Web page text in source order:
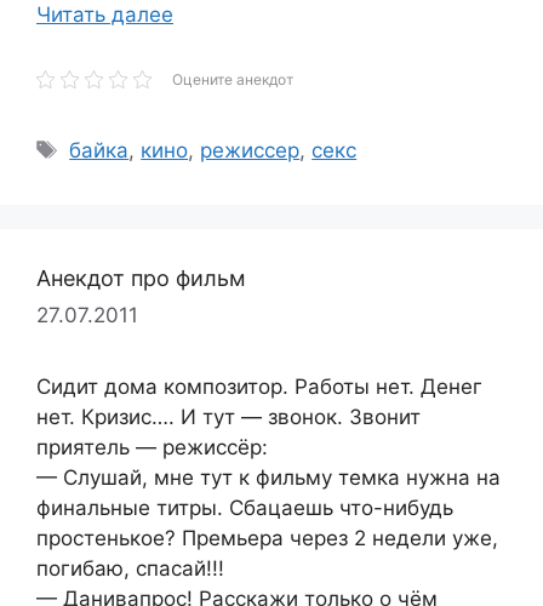
Читать далее
Оцените анекдот
Метки
байка, кино, режиссер, секс
Анекдот про фильм
27.07.2011
Сидит дома композитор. Работы нет. Денег
нет. Кризис…. И тут — звонок. Звонит
приятель — режиссёр:
— Слушай, мне тут к фильму темка нужна на
финальные титры. Сбацаешь что-нибудь
простенькое? Премьера через 2 недели уже,
погибаю, спасай!!!
— Данивапрос! Расскажи только о чём